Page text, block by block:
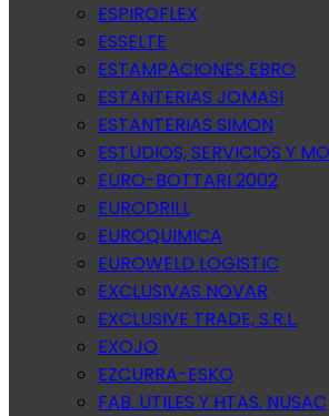
ESPIROFLEX
ESSELTE
ESTAMPACIONES EBRO
ESTANTERIAS JOMASI
ESTANTERIAS SIMON
ESTUDIOS, SERVICIOS Y
EURO-BOTTARI 2002
EURODRILL
EUROQUIMICA
EUROWELD LOGISTIC
EXCLUSIVAS NOVAR
EXCLUSIVE TRADE, S.R.L.
EXOJO
EZCURRA-ESKO
FAB. UTILES Y HTAS. NUSAC